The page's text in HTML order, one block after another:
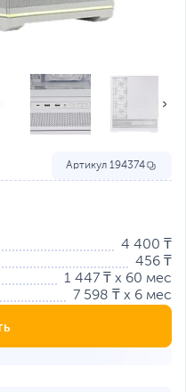
Артикул 194374
4 400 ₸
456 ₸
1 447 ₸ x 60 мес
7 598 ₸ x 6 мес